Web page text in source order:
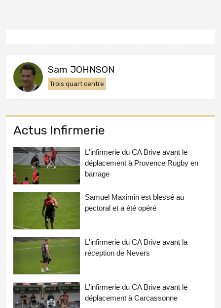
Sam JOHNSON
Trois quart centre
Actus Infirmerie
L'infirmerie du CA Brive avant le
déplacement à Provence Rugby en
barrage
Samuel Maximin est blessé au
pectoral et a été opéré
L'infirmerie du CA Brive avant la
réception de Nevers
L'infirmerie du CA Brive avant le
déplacement à Carcassonne